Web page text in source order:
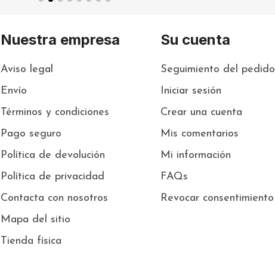
Nuestra empresa
Aviso legal
Envío
Términos y condiciones
Pago seguro
Política de devolución
Política de privacidad
Contacta con nosotros
Mapa del sitio
Tienda física
Su cuenta
Seguimiento del pedido
Iniciar sesión
Crear una cuenta
Mis comentarios
Mi información
FAQs
Revocar consentimiento